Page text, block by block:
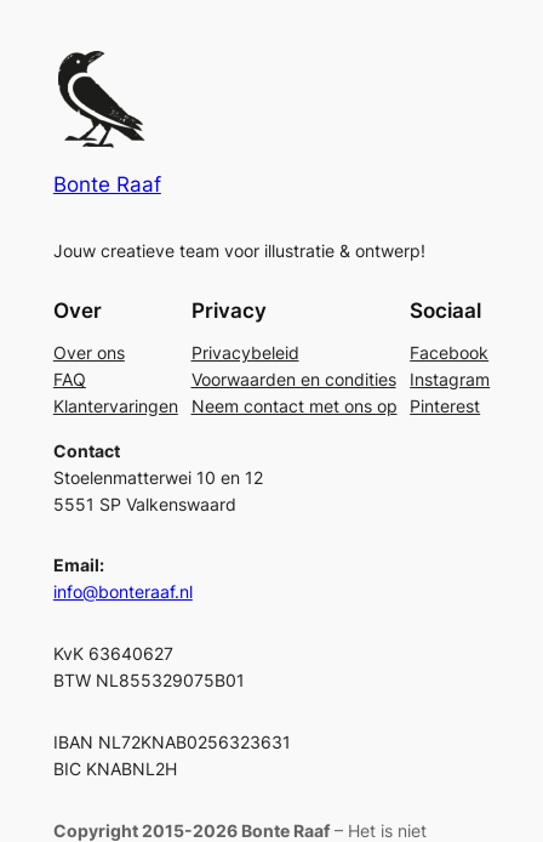
Bonte Raaf
Jouw creatieve team voor illustratie & ontwerp!
Over
Over ons
FAQ
Klantervaringen
Privacy
Privacybeleid
Voorwaarden en condities
Neem contact met ons op
Sociaal
Facebook
Instagram
Pinterest
Contact
Stoelenmatterwei 10 en 12
5551 SP Valkenswaard
Email:
info@bonteraaf.nl
KvK 63640627
BTW NL855329075B01
IBAN NL72KNAB0256323631
BIC KNABNL2H
Copyright 2015-2026 Bonte Raaf– Het is niet